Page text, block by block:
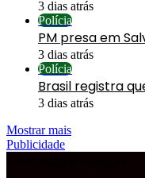
3 dias atrás
Polícia
PM presa em
3 dias atrás
Polícia
Brasil registra
3 dias atrás
Mostrar mais
Publicidade